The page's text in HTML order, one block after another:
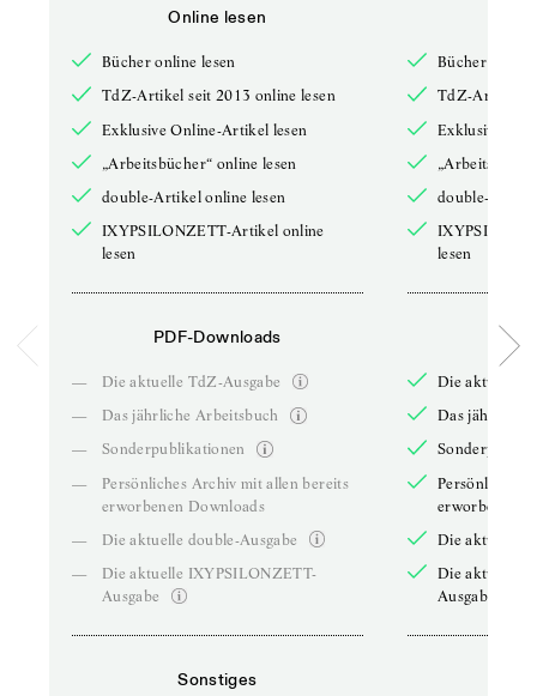
Online lesen
Bücher online lesen
TdZ-Artikel seit 2013 online lesen
Exklusive Online-Artikel lesen
„Arbeitsbücher“ online lesen
double-Artikel online lesen
IXYPSILONZETT-Artikel online
lesen
PDF-Downloads
—
Die aktuelle TdZ-Ausgabe
—
Das jährliche Arbeitsbuch
—
Sonderpublikationen
—
Persönliches Archiv mit allen bereits
erworbenen Downloads
—
Die aktuelle double-Ausgabe
—
Die aktuelle IXYPSILONZETT-
Ausgabe
Sonstiges
Bücher online
TdZ-Artikel
Exklusive
double-
lesen
Die aktuelle
Das jährliche
Persönliches
erworbenen
Die aktuelle
Die aktuelle
Ausgabe